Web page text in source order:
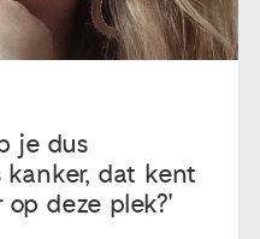
je dus
dat kent
deze plek?'